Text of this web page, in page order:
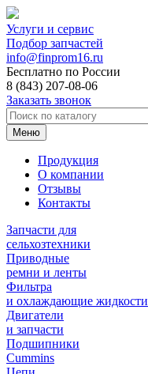
Услуги и сервис
Подбор запчастей
info@finprom16.ru
Бесплатно по России
8 (843) 207-08-06
Заказать звонок
Меню
Продукция
О компании
Отзывы
Контакты
Запчасти для
сельхозтехники
Приводные
ремни и ленты
Фильтра
и охлаждающие жидкости
Двигатели
и запчасти
Подшипники
Cummins